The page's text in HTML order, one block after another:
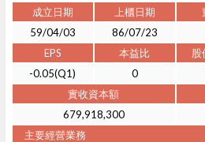
成立日期 上櫃日期
59/04/03
86/07/23
EPS
本益比 股
-0.05(Q1)
0
實收資本額
679,918,300
主要經營業務